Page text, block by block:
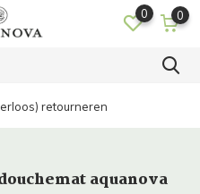
0 0
retourneren
aquanova